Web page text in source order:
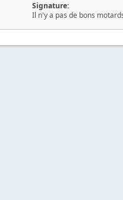
Signature:
Il n'y a pas de bons